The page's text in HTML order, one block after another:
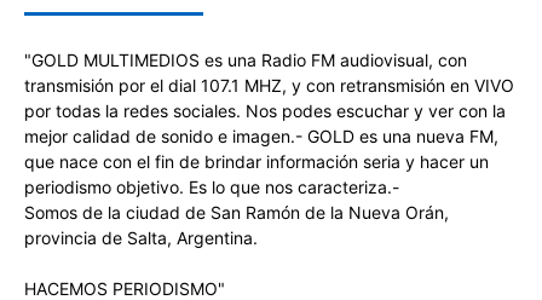
"GOLD MULTIMEDIOS es una Radio FM audiovisual, con
transmisión por el dial 107.1 MHZ, y con retransmisión en VIVO
por todas la redes sociales. Nos podes escuchar y ver con la
mejor calidad de sonido e imagen.- GOLD es una nueva FM,
que nace con el fin de brindar información seria y hacer un
periodismo objetivo. Es lo que nos caracteriza.-
Somos de la ciudad de San Ramón de la Nueva Orán,
provincia de Salta, Argentina.
HACEMOS PERIODISMO"